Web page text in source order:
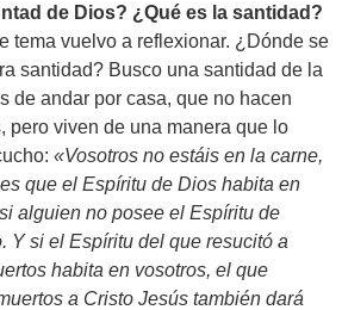
de Dios? ¿Qué es la santidad?
tema vuelvo a reflexionar. ¿Dónde se
santidad? Busco una santidad de la
de andar por casa, que no hacen
pero viven de una manera que lo
«Vosotros no estáis en la carne,
que el Espíritu de Dios habita en
alguien no posee el Espíritu de
Y si el Espíritu del que resucitó a
habita en vosotros, el que
a Cristo Jesús también dará